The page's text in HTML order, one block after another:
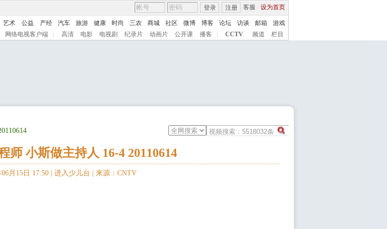
客服 设为首页
登录 注册
艺术 公益 产经 汽车 旅游 健康 时尚 三农 商城 社区 微博 博客 论坛 访谈 邮箱
游戏
网络电视客户端 高清 电影 电视剧 纪录片 动画片 公开课 播客 CCTV 频道 栏目
师 小斯做主持人 16-4 20110614
月15日 17:50 | 进入少儿台 来源：CNTV